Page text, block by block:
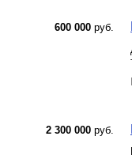
600 000 руб.
2 300 000 руб.